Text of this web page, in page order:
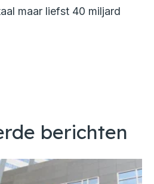
maar liefst 40 miljard
berichten